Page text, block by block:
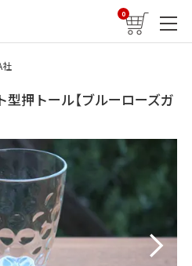
0
社
型押トール【ブルーローズガ